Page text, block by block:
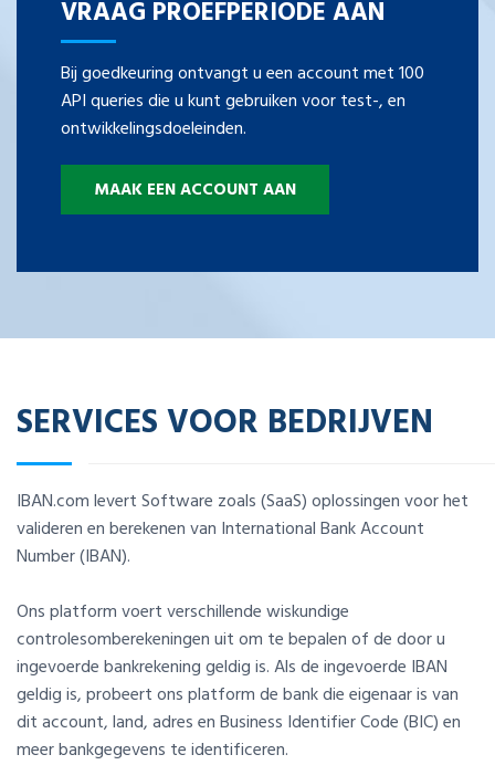
VRAAG PROEFPERIODE AAN
Bij goedkeuring ontvangt u een account met 100
API queries die u kunt gebruiken voor test-, en
ontwikkelingsdoeleinden.
MAAK EEN ACCOUNT AAN
SERVICES VOOR BEDRIJVEN
IBAN.com levert Software zoals (SaaS) oplossingen voor het
valideren en berekenen van International Bank Account
Number (IBAN).
Ons platform voert verschillende wiskundige
controlesomberekeningen uit om te bepalen of de door u
ingevoerde bankrekening geldig is. Als de ingevoerde IBAN
geldig is, probeert ons platform de bank die eigenaar is van
dit account, land, adres en Business Identifier Code (BIC) en
meer bankgegevens te identificeren.